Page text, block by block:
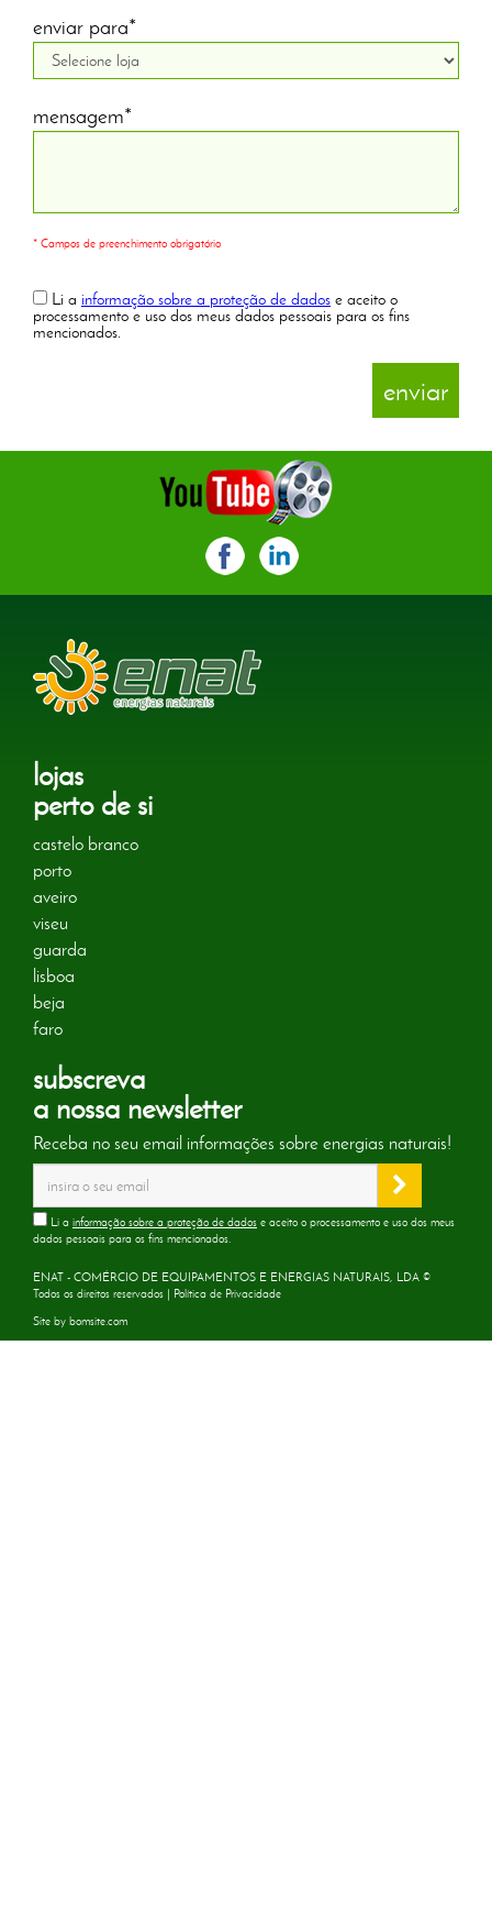
enviar para*
mensagem*
* Campos de preenchimento obrigatório
Li a informação sobre a proteção de dados e aceito o
processamento e uso dos meus dados pessoais para os fins
mencionados.
lojas
perto de si
castelo branco
porto
aveiro
viseu
guarda
lisboa
beja
faro
subscreva
a nossa newsletter
Receba no seu email informações sobre energias naturais!
Li a informação sobre a proteção de dados e aceito o processamento e uso dos meus
dados pessoais para os fins mencionados.
ENAT - COMÉRCIO DE EQUIPAMENTOS E ENERGIAS NATURAIS, LDA ©
Todos os direitos reservados | Política de Privacidade
Site by bomsite.com